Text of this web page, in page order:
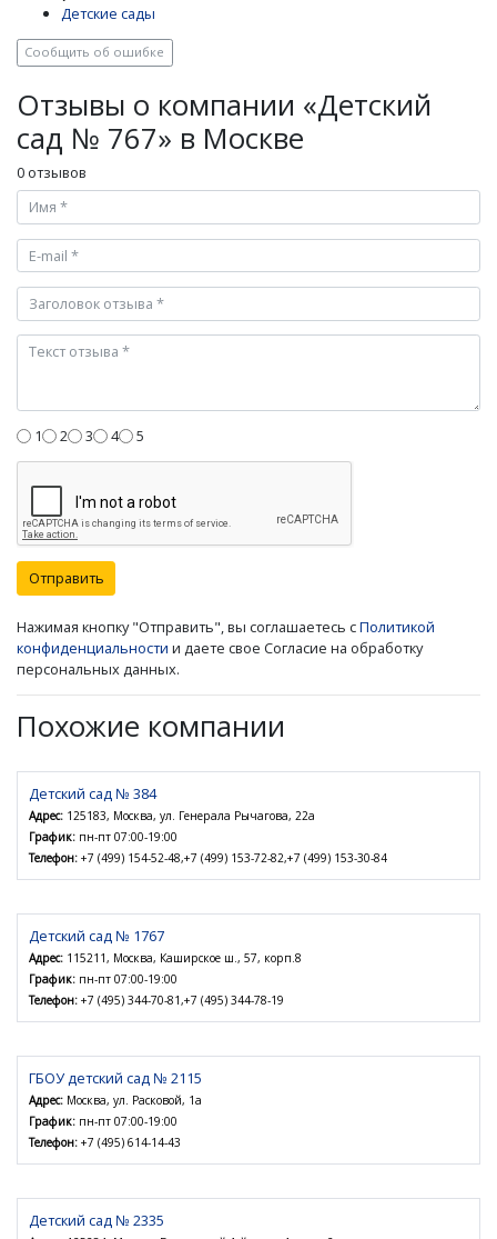
Детские сады
Сообщить об ошибке
Отзывы о компании «Детский
сад № 767» в Москве
0 отзывов
1 2 3 4 5
Отправить
Нажимая кнопку "Отправить", вы соглашаетесь сПолитикой
конфиденциальности и даете свое Согласие на обработку
персональных данных.
Похожие компании
Детский сад № 384
Адрес: 125183, Москва, ул. Генерала Рычагова, 22а
График: пн-пт 07:00-19:00
Телефон: +7 (499) 154-52-48,+7 (499) 153-72-82,+7 (499) 153-30-84
Детский сад № 1767
Адрес: 115211, Москва, Каширское ш., 57, корп.8
График: пн-пт 07:00-19:00
Телефон: +7 (495) 344-70-81,+7 (495) 344-78-19
ГБОУ детский сад № 2115
Адрес: Москва, ул. Расковой, 1а
График: пн-пт 07:00-19:00
Телефон: +7 (495) 614-14-43
Детский сад № 2335